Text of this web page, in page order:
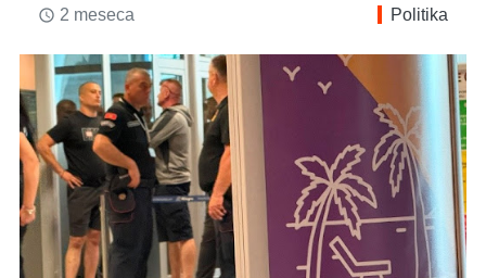
access_time 2 meseca Politika